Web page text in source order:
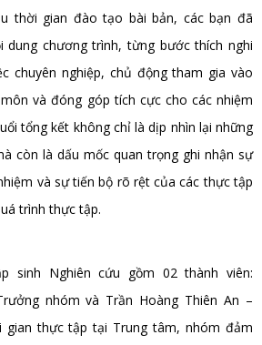
thời gian đào tạo bài bản, các bạn đã
dung chương trình, từng bước thích nghi
chuyên nghiệp, chủ động tham gia vào
và đóng góp tích cực cho các nhiệm
tổng kết không chỉ là dịp nhìn lại những
còn là dấu mốc quan trọng ghi nhận sự
và sự tiến bộ rõ rệt của các thực tập
trình thực tập.
sinh Nghiên cứu gồm 02 thành viên:
nhóm và Trần Hoàng Thiên An –
gian thực tập tại Trung tâm, nhóm đảm